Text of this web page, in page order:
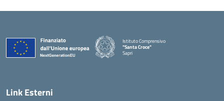
Istituto Comprensivo
"Santa Croce"
Sapri
— Visita la pagina iniziale della scuola
Link Esterni